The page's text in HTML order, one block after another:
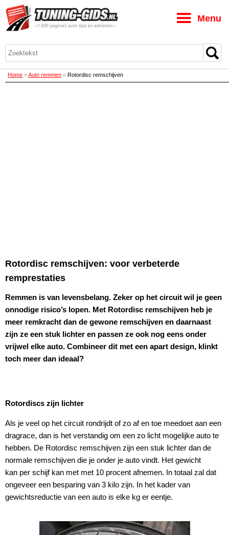
Home Auto remmen Rotordisc remschijven
Rotordisc remschijven: voor verbeterde
remprestaties
Remmen is van levensbelang. Zeker op het circuit wil je geen
onnodige risico’s lopen. Met Rotordisc remschijven heb je
meer remkracht dan de gewone remschijven en daarnaast
zijn ze een stuk lichter en passen ze ook nog eens onder
vrijwel elke auto. Combineer dit met een apart design, klinkt
toch meer dan ideaal?
Rotordiscs zijn lichter
Als je veel op het circuit rondrijdt of zo af en toe meedoet aan een
dragrace, dan is het verstandig om een zo licht mogelijke auto te
hebben. De Rotordisc remschijven zijn een stuk lichter dan de
normale remschijven die je onder je auto vindt. Het gewicht
kan per schijf kan met met 10 procent afnemen. In totaal zal dat
ongeveer een besparing van 3 kilo zijn. In het kader van
gewichtsreductie van een auto is elke kg er eentje.